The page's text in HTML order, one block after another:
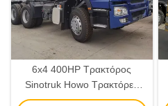
6x4 400HP Τρακτόρος
Sinotruk Howo Τρακτόρες
31-40T χωρητικότητα